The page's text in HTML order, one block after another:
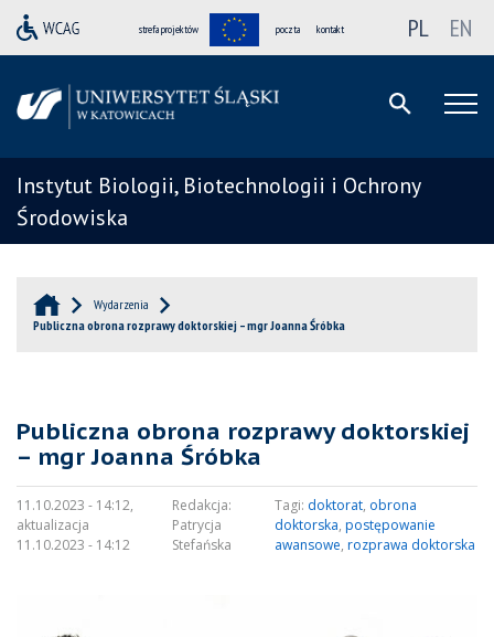
strefa projektów poczta kontakt PL EN
Instytut Biologii, Biotechnologii i Ochrony
Środowiska
Wydarzenia
Publiczna obrona rozprawy doktorskiej – mgr Joanna Śróbka
Publiczna obrona rozprawy doktorskiej
– mgr Joanna Śróbka
11.10.2023 - 14:12,
aktualizacja
11.10.2023 - 14:12
Redakcja:
Patrycja
Stefańska
Tagi: doktorat, obrona
doktorska,postępowanie
awansowe,rozprawa doktorska